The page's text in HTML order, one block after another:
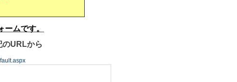
ームです。
URLから